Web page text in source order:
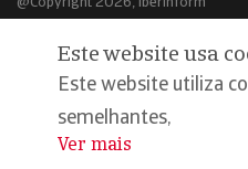
Aviso legal
Política de cookies
Declaração de privacidade
Este website usa
Este website utiliza
semelhantes,
...
Ver mais